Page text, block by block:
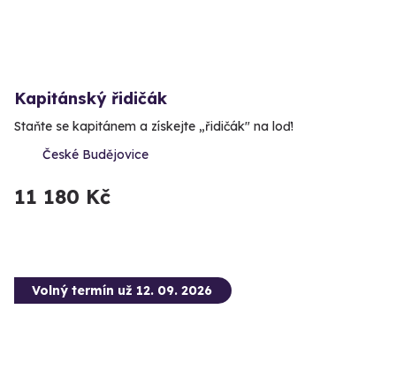
Kapitánský řidičák
Staňte se kapitánem a získejte „řidičák" na loď!
České Budějovice
11 180 Kč
Volný termín už 12. 09. 2026